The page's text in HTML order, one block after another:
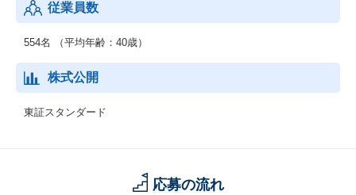
従業員数
554名 （平均年齢：40歳）
株式公開
東証スタンダード
応募の流れ